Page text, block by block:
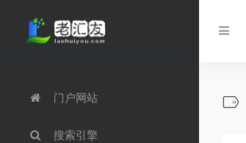
门户网站
搜索引擎